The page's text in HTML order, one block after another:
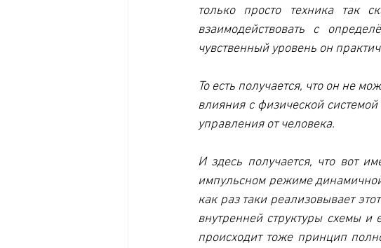
только просто техника так
взаимодействовать с
чувственный уровень он
То есть получается, что он не
влияния с физической
управления от человека.
И здесь получается, что вот
импульсном режиме
как раз таки реализовывает
внутренней структуры схемы
происходит тоже принцип